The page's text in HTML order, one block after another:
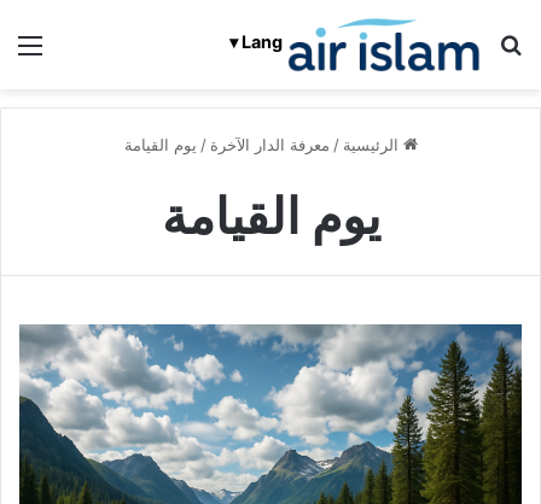
Lang ▾ بحث عن
الرئيسية / معرفة الدار الآخرة / يوم القيامة
يوم القيامة